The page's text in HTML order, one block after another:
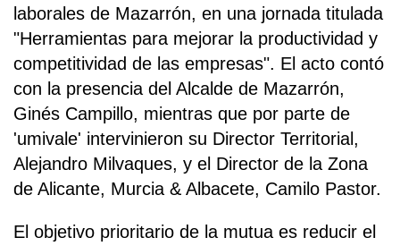
laborales de Mazarrón, en una jornada titulada
"Herramientas para mejorar la productividad y
competitividad de las empresas". El acto contó
con la presencia del Alcalde de Mazarrón,
Ginés Campillo, mientras que por parte de
'umivale' intervinieron su Director Territorial,
Alejandro Milvaques, y el Director de la Zona
de Alicante, Murcia & Albacete, Camilo Pastor.
El objetivo prioritario de la mutua es reducir el